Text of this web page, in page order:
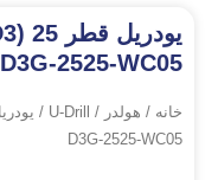
D3G-2525-WC05
خانه / هولدر /
U-Drill
D3G-2525-WC05